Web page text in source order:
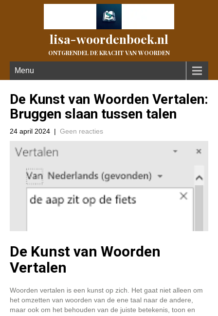
lisa-woordenboek.nl
ONTGRENDEL DE KRACHT VAN WOORDEN
Menu
De Kunst van Woorden Vertalen:
Bruggen slaan tussen talen
24 april 2024 | Geen reacties
De Kunst van Woorden
Vertalen
Woorden vertalen is een kunst op zich. Het gaat niet alleen om
het omzetten van woorden van de ene taal naar de andere,
maar ook om het behouden van de juiste betekenis, toon en